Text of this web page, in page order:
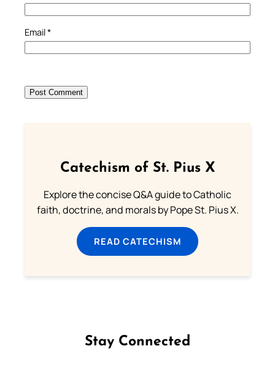
Email*
Catechism of St. Pius X
Explore the concise Q&A guide to Catholic
faith, doctrine, and morals by Pope St. Pius X.
READ CATECHISM
Stay Connected